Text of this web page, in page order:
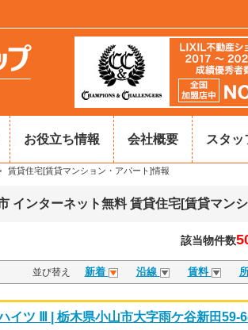
お役立ち情報 会社概要 スタッ
賃貸住宅[賃貸マンション・アパート]情報
インターネット無料 賃貸住宅[賃貸マン
該当物件数
並び替え 新着 沿線 賃料
イツ Ⅲ | 栃木県小山市大字雨ケ谷新田59-